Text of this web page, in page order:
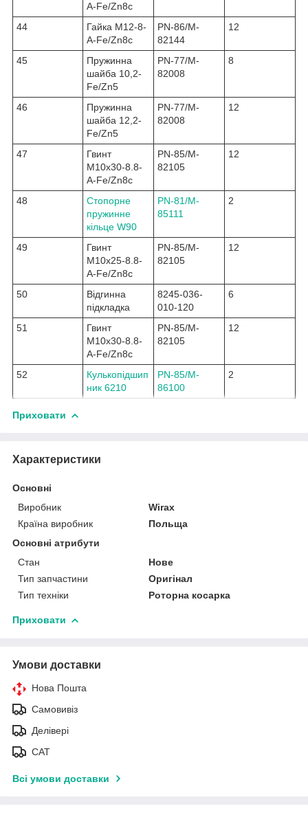
A-Fe/Zn8c
44
Гайка M12-8-
A-Fe/Zn8c
PN-86/M-
82144
12
45
Пружинна
шайба 10,2-
Fe/Zn5
PN-77/M-
82008
8
46
Пружинна
шайба 12,2-
Fe/Zn5
PN-77/M-
82008
12
47
Гвинт
M10x30-8.8-
A-Fe/Zn8c
PN-85/M-
82105
12
48
Стопорне
пружинне
кільце W90
PN-81/M-
85111
2
49
Гвинт
M10x25-8.8-
A-Fe/Zn8c
PN-85/M-
82105
12
50
Відгинна
підкладка
8245-036-
010-120
6
51
Гвинт
M10x30-8.8-
A-Fe/Zn8c
PN-85/M-
82105
12
52
Кулькопідшип
ник 6210
PN-85/M-
86100
2
Приховати
Характеристики
Основні
Виробник
Wirax
Країна виробник
Польща
Основні атрибути
Стан
Нове
Тип запчастини
Оригінал
Тип техніки
Роторна косарка
Приховати
Умови доставки
Нова Пошта
Самовивіз
Делівері
САТ
Всі умови доставки